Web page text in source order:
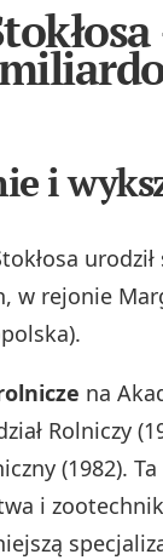
i
w rejonie
na
Rolniczy
(1982).
i